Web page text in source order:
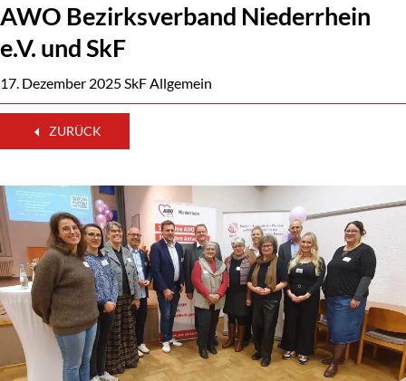
AWO Bezirksverband Niederrhein
e.V. und SkF
17. Dezember 2025SkF Allgemein
ZURÜCK